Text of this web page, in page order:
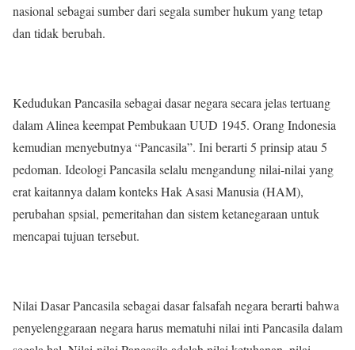
nasional sebagai sumber dari segala sumber hukum yang tetap
dan tidak berubah.
Kedudukan Pancasila sebagai dasar negara secara jelas tertuang
dalam Alinea keempat Pembukaan UUD 1945. Orang Indonesia
kemudian menyebutnya “Pancasila”. Ini berarti 5 prinsip atau 5
pedoman. Ideologi Pancasila selalu mengandung nilai-nilai yang
erat kaitannya dalam konteks Hak Asasi Manusia (HAM),
perubahan spsial, pemeritahan dan sistem ketanegaraan untuk
mencapai tujuan tersebut.
Nilai Dasar Pancasila sebagai dasar falsafah negara berarti bahwa
penyelenggaraan negara harus mematuhi nilai inti Pancasila dalam